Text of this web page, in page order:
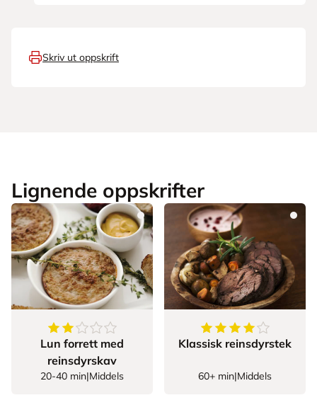
Skriv ut oppskrift
Lignende oppskrifter
2.3333333333333335
stjerner
Lun forrett med
reinsdyrskav
20-40 min|Middels
4.428571428571429
Klassisk reinsdyrstek
60+ min|Middels